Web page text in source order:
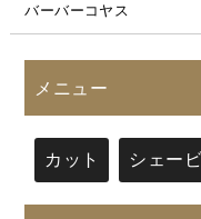
バーバーコヤス
メニュー
カット シェー